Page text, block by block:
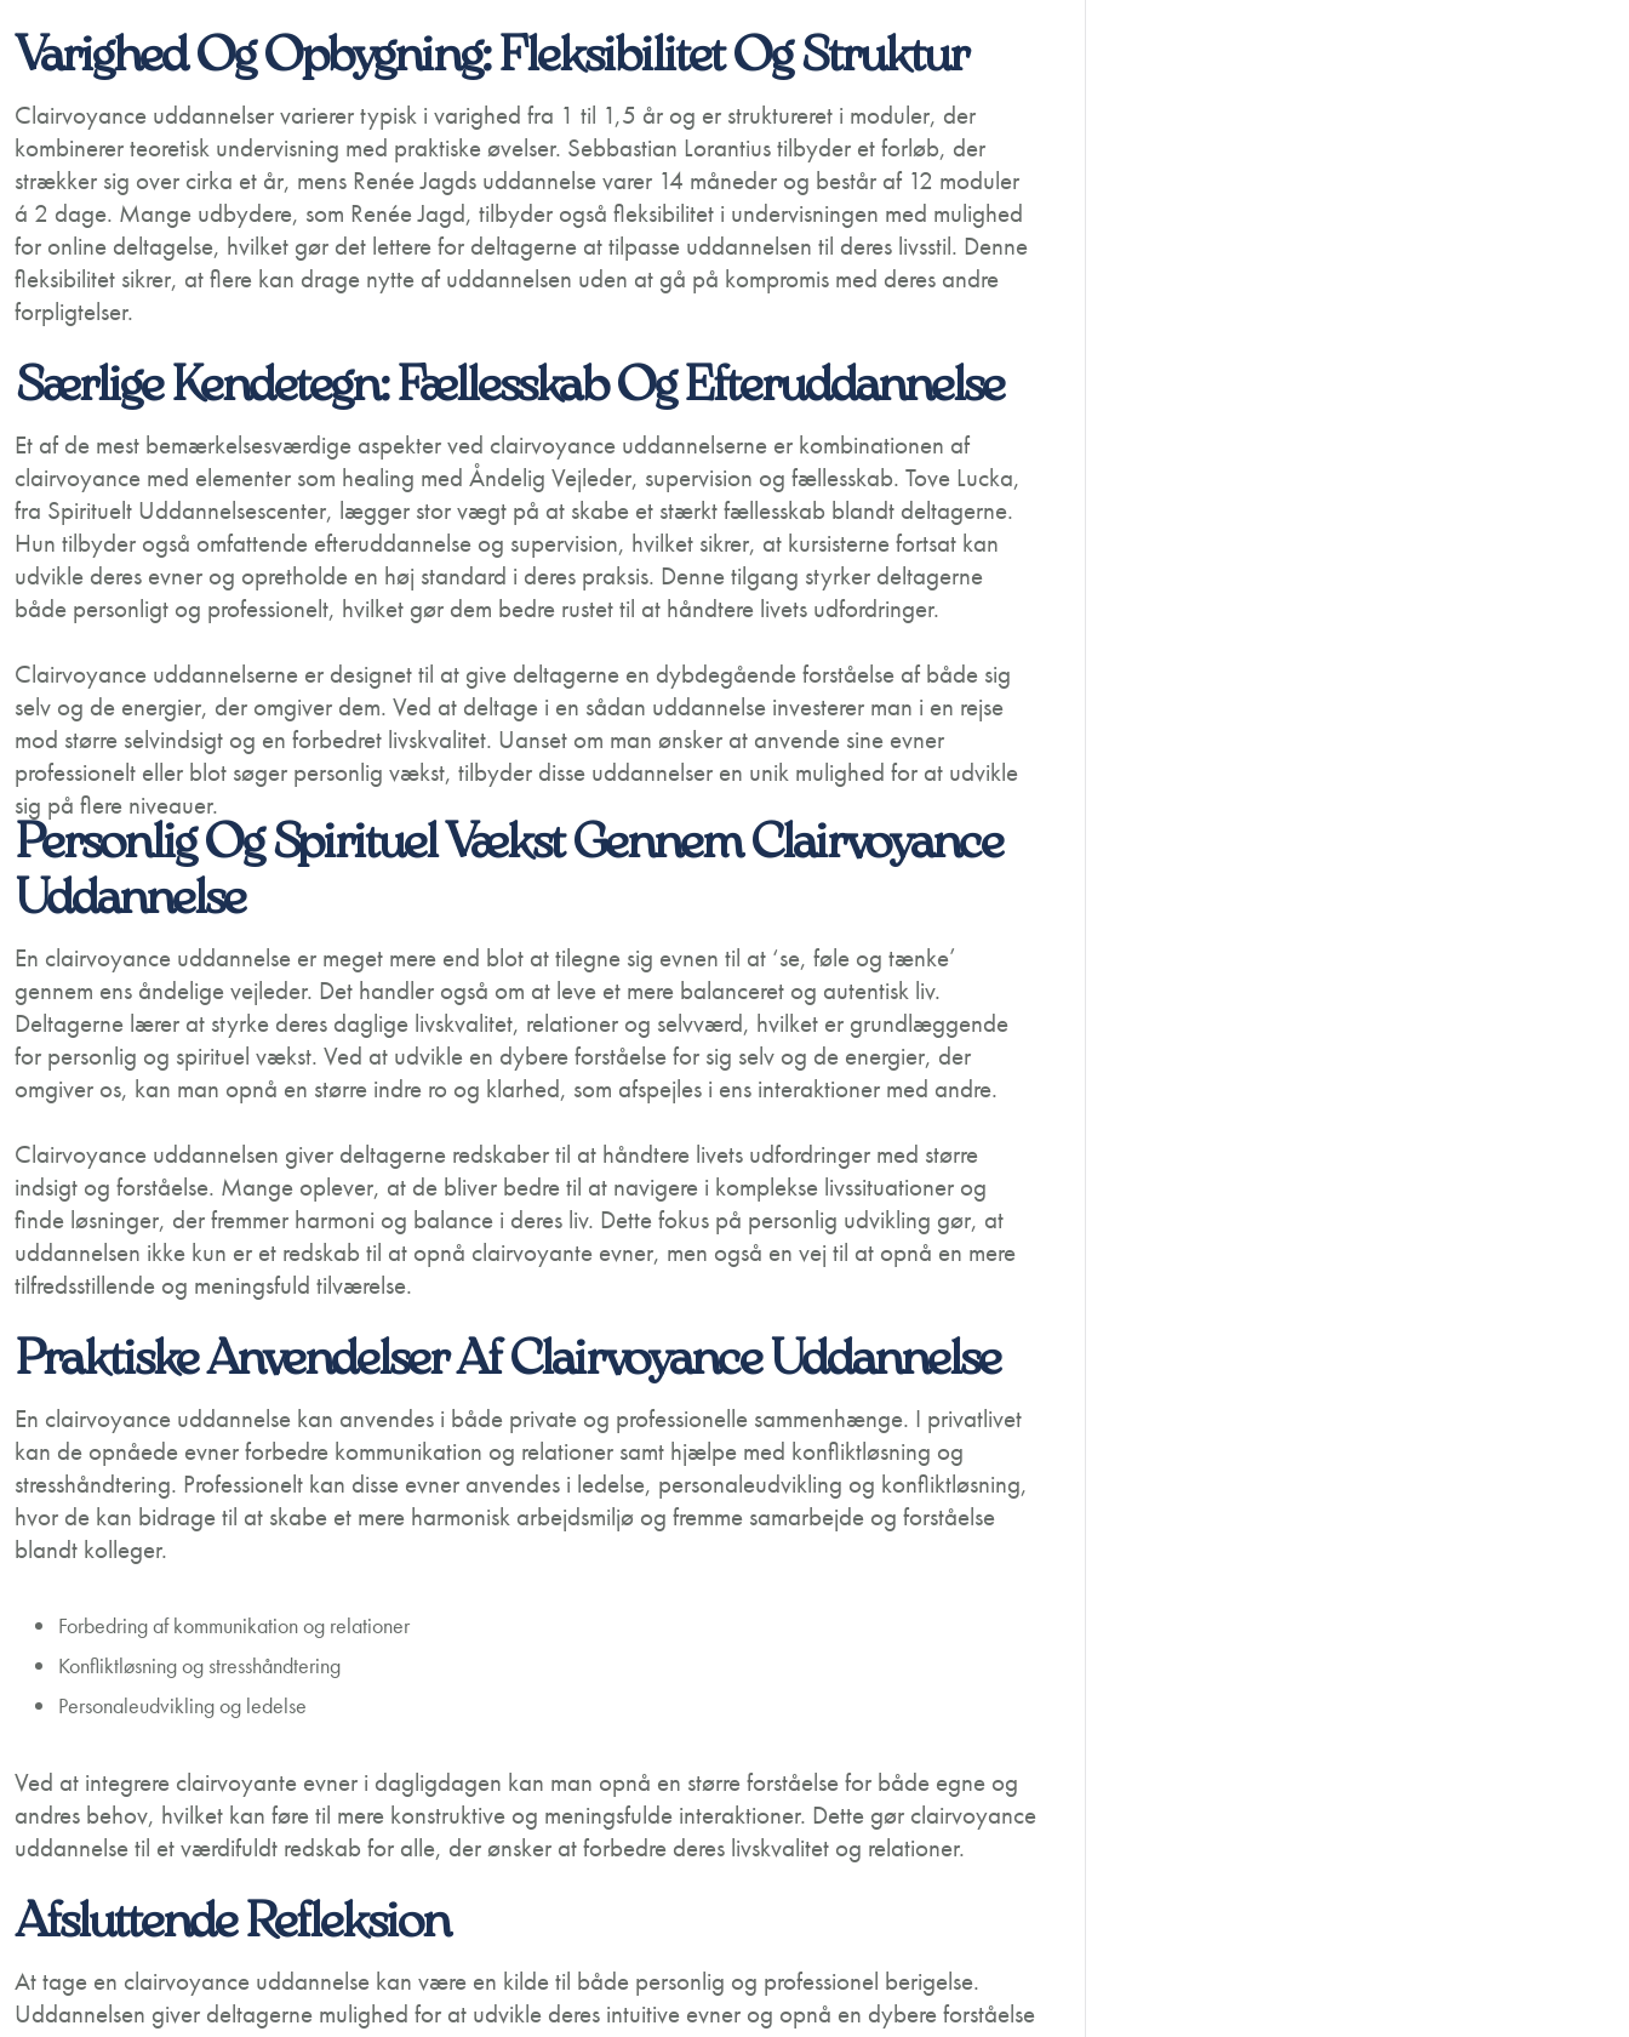
Varighed Og Opbygning: Fleksibilitet Og Struktur
Clairvoyance uddannelser varierer typisk i varighed fra 1 til 1,5 år og er struktureret i moduler, der
kombinerer teoretisk undervisning med praktiske øvelser. Sebbastian Lorantius tilbyder et forløb, der
strækker sig over cirka et år, mens Renée Jagds uddannelse varer 14 måneder og består af 12 moduler
á 2 dage. Mange udbydere, som Renée Jagd, tilbyder også fleksibilitet i undervisningen med mulighed
for online deltagelse, hvilket gør det lettere for deltagerne at tilpasse uddannelsen til deres livsstil. Denne
fleksibilitet sikrer, at flere kan drage nytte af uddannelsen uden at gå på kompromis med deres andre
forpligtelser.
Særlige Kendetegn: Fællesskab Og Efteruddannelse
Et af de mest bemærkelsesværdige aspekter ved clairvoyance uddannelserne er kombinationen af
clairvoyance med elementer som healing med Åndelig Vejleder, supervision og fællesskab. Tove Lucka,
fra Spirituelt Uddannelsescenter, lægger stor vægt på at skabe et stærkt fællesskab blandt deltagerne.
Hun tilbyder også omfattende efteruddannelse og supervision, hvilket sikrer, at kursisterne fortsat kan
udvikle deres evner og opretholde en høj standard i deres praksis. Denne tilgang styrker deltagerne
både personligt og professionelt, hvilket gør dem bedre rustet til at håndtere livets udfordringer.
Clairvoyance uddannelserne er designet til at give deltagerne en dybdegående forståelse af både sig
selv og de energier, der omgiver dem. Ved at deltage i en sådan uddannelse investerer man i en rejse
mod større selvindsigt og en forbedret livskvalitet. Uanset om man ønsker at anvende sine evner
professionelt eller blot søger personlig vækst, tilbyder disse uddannelser en unik mulighed for at udvikle
sig på flere niveauer.
Personlig Og Spirituel Vækst Gennem Clairvoyance
Uddannelse
En clairvoyance uddannelse er meget mere end blot at tilegne sig evnen til at ‘se, føle og tænke’
gennem ens åndelige vejleder. Det handler også om at leve et mere balanceret og autentisk liv.
Deltagerne lærer at styrke deres daglige livskvalitet, relationer og selvværd, hvilket er grundlæggende
for personlig og spirituel vækst. Ved at udvikle en dybere forståelse for sig selv og de energier, der
omgiver os, kan man opnå en større indre ro og klarhed, som afspejles i ens interaktioner med andre.
Clairvoyance uddannelsen giver deltagerne redskaber til at håndtere livets udfordringer med større
indsigt og forståelse. Mange oplever, at de bliver bedre til at navigere i komplekse livssituationer og
finde løsninger, der fremmer harmoni og balance i deres liv. Dette fokus på personlig udvikling gør, at
uddannelsen ikke kun er et redskab til at opnå clairvoyante evner, men også en vej til at opnå en mere
tilfredsstillende og meningsfuld tilværelse.
Praktiske Anvendelser Af Clairvoyance Uddannelse
En clairvoyance uddannelse kan anvendes i både private og professionelle sammenhænge. I privatlivet
kan de opnåede evner forbedre kommunikation og relationer samt hjælpe med konfliktløsning og
stresshåndtering. Professionelt kan disse evner anvendes i ledelse, personaleudvikling og konfliktløsning,
hvor de kan bidrage til at skabe et mere harmonisk arbejdsmiljø og fremme samarbejde og forståelse
blandt kolleger.
Forbedring af kommunikation og relationer
Konfliktløsning og stresshåndtering
Personaleudvikling og ledelse
Ved at integrere clairvoyante evner i dagligdagen kan man opnå en større forståelse for både egne og
andres behov, hvilket kan føre til mere konstruktive og meningsfulde interaktioner. Dette gør clairvoyance
uddannelse til et værdifuldt redskab for alle, der ønsker at forbedre deres livskvalitet og relationer.
Afsluttende Refleksion
At tage en clairvoyance uddannelse kan være en kilde til både personlig og professionel berigelse.
Uddannelsen giver deltagerne mulighed for at udvikle deres intuitive evner og opnå en dybere forståelse